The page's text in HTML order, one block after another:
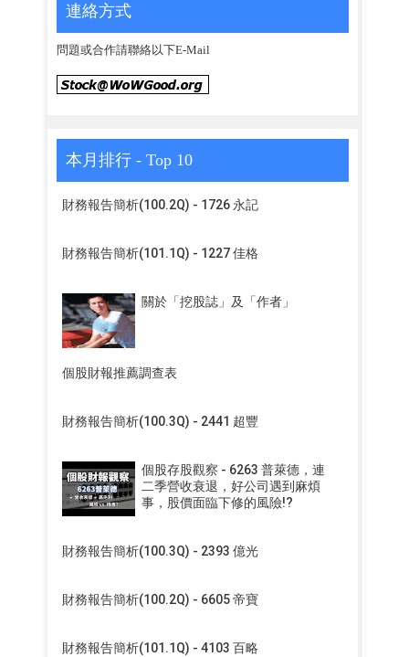
連絡方式
問題或合作請聯絡以下E-Mail
本月排行 - Top 10
財務報告簡析(100.2Q) - 1726 永記
財務報告簡析(101.1Q) - 1227 佳格
關於「挖股誌」及「作者」
個股財報推薦調查表
財務報告簡析(100.3Q) - 2441 超豐
個股存股觀察 - 6263 普萊德，連
二季營收衰退，好公司遇到麻煩
事，股價面臨下修的風險!?
財務報告簡析(100.3Q) - 2393 億光
財務報告簡析(100.2Q) - 6605 帝寶
財務報告簡析(101.1Q) - 4103 百略